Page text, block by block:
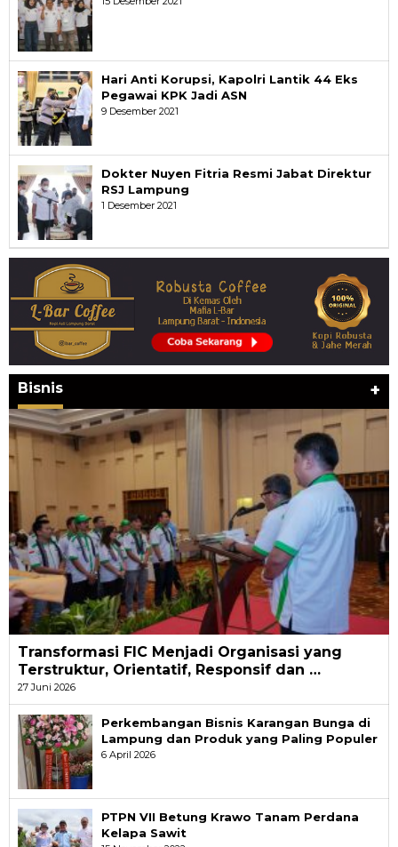
Hari Anti Korupsi, Kapolri Lantik 44 Eks
Pegawai KPK Jadi ASN
9 Desember 2021
Dokter Nuyen Fitria Resmi Jabat Direktur
RSJ Lampung
1 Desember 2021
Bisnis +
Transformasi FIC Menjadi Organisasi yang
Terstruktur, Orientatif, Responsif dan …
27 Juni 2026
Perkembangan Bisnis Karangan Bunga di
Lampung dan Produk yang Paling Populer
6 April 2026
PTPN VII Betung Krawo Tanam Perdana
Kelapa Sawit